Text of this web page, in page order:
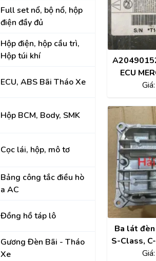
Hộp BCM, Body,
Cọc lái, hộp, mô tơ
Bảng công tắc
Đồng hồ táp lô
Gương Đèn Bãi -
Thân vỏ Bãi Tháo
Nắp Capo, Cốp
Ốp nhựa nội thất
Mâm lốp, Lazang
Gầm, máy, hộp số
Hệ thống treo
A, rotuyn
NỘI - NGOẠI THẤT
Full set nổ, bộ nổ, hộp
điện đầy đủ
Hộp điện, hộp cầu trì,
Hộp túi khí
ECU, ABS Bãi Tháo Xe
Hộp BCM, Body, SMK
Cọc lái, hộp, mô tơ
Bảng công tắc điều hò
a AC
Đồng hồ táp lô
Gương Đèn Bãi - Tháo
Xe
ECU
GLK-Giá:
Ba lát
S-Class,
GLC,Giá: